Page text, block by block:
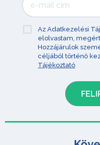
Az Adatkezelési
elolvastam,
Hozzájárulok
céljából történő
Tájékoztató